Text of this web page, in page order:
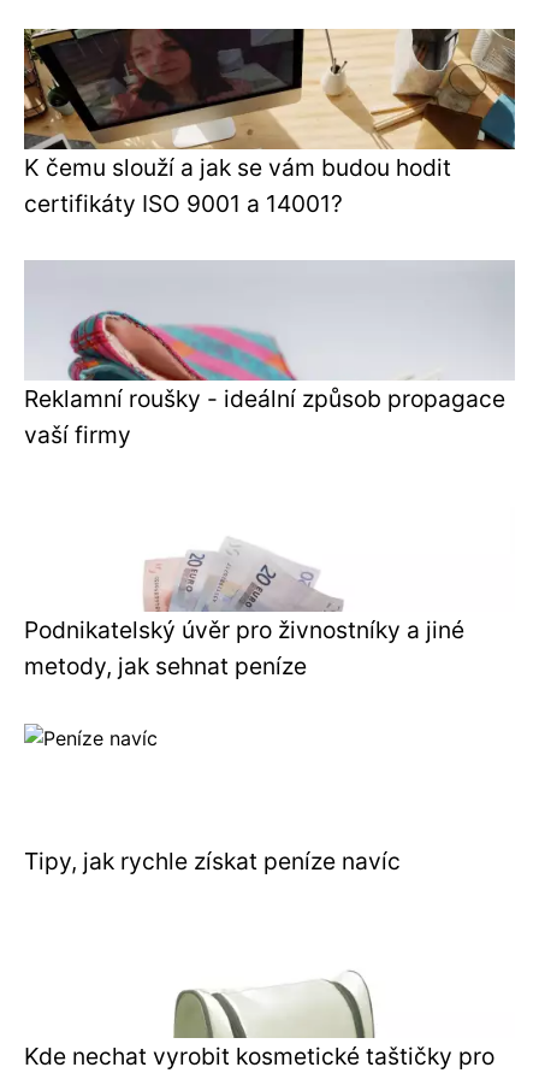
K čemu slouží a jak se vám budou hodit
certifikáty ISO 9001 a 14001?
Reklamní roušky - ideální způsob propagace
vaší firmy
Podnikatelský úvěr pro živnostníky a jiné
metody, jak sehnat peníze
Tipy, jak rychle získat peníze navíc
Kde nechat vyrobit kosmetické taštičky pro